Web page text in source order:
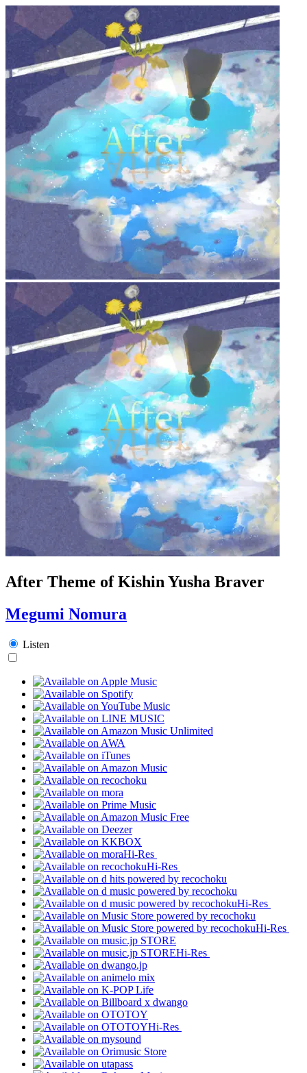
After Theme of Kishin Yusha Braver
Megumi Nomura
Listen
Hi-Res
Hi-Res
Hi-Res
Hi-Res
Hi-Res
Hi-Res